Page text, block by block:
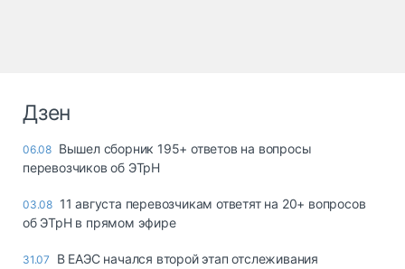
Дзен
06.08 Вышел сборник 195+ ответов на вопросы
перевозчиков об ЭТрН
03.08 11 августа перевозчикам ответят на 20+ вопросов
об ЭТрН в прямом эфире
31.07
В ЕАЭС начался второй этап отслеживания